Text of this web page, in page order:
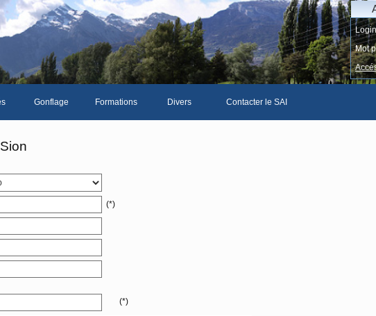
Login
Mot
Gonflage Formations Divers Contacter le SAI
(*)
(*)